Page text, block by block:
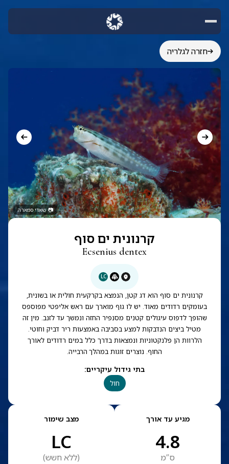
חזרה לגלריה
📷שאדי סמארה
קרנונית ים סוף
Ecsenius dentex
LC
קרנונית ים סוף הוא דג קטן, הנמצא בקרקעית חולית או בשונית,
בעומקים רדודים מאוד. יש לו גוף מוארך עם ראש אליפטי מפוספס
שהופך לדפוס עיגולים קטנים מסנפיר החזה ונמשך עד לזנב. מין זה
מטיל ביצים הנדבקות למצע בסביבה באמצעות ריר דביק וחוטי.
הלרוות הן פלנקטוניות ונמצאות בדרך כלל במים רדודים לאורך
החוף. נוצרים זוגות במהלך הרבייה.
בתי גידול עיקריים:
חול
מגיע עד אורך
4.8
ס”מ
מצב שימור
LC
(ללא חשש)